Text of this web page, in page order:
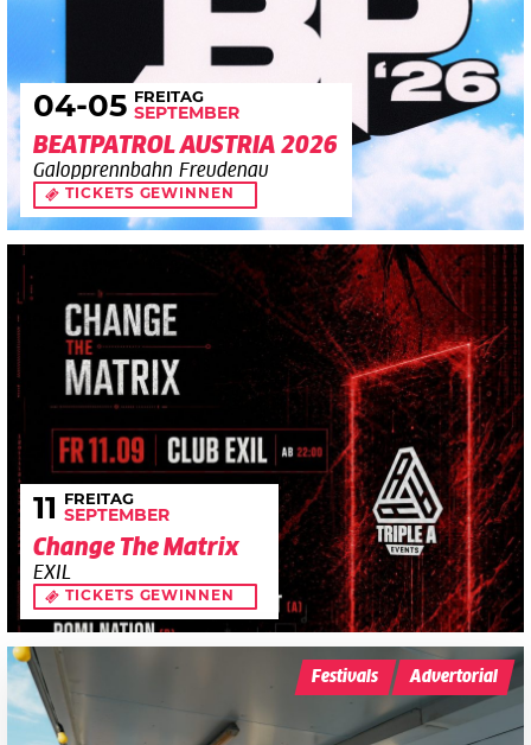
04-05 FREITAG
SEPTEMBER
BEATPATROL AUSTRIA 2026
Galopprennbahn Freudenau
TICKETS GEWINNEN
11 FREITAG
SEPTEMBER
Change The Matrix
EXIL
TICKETS GEWINNEN
Festivals Advertorial